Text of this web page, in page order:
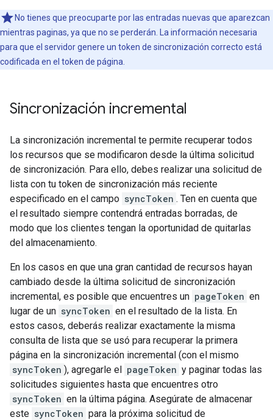
No tienes que preocuparte por las entradas nuevas que aparezcan
mientras paginas, ya que no se perderán. La información necesaria
para que el servidor genere un token de sincronización correcto está
codificada en el token de página.
Sincronización incremental
La sincronización incremental te permite recuperar todos
los recursos que se modificaron desde la última solicitud
de sincronización. Para ello, debes realizar una solicitud de
lista con tu token de sincronización más reciente
especificado en el campo syncToken . Ten en cuenta que
el resultado siempre contendrá entradas borradas, de
modo que los clientes tengan la oportunidad de quitarlas
del almacenamiento.
En los casos en que una gran cantidad de recursos hayan
cambiado desde la última solicitud de sincronización
incremental, es posible que encuentres un pageToken en
lugar de un syncToken en el resultado de la lista. En
estos casos, deberás realizar exactamente la misma
consulta de lista que se usó para recuperar la primera
página en la sincronización incremental (con el mismo
syncToken ), agregarle el pageToken y paginar todas las
solicitudes siguientes hasta que encuentres otro
syncToken en la última página. Asegúrate de almacenar
este syncToken para la próxima solicitud de